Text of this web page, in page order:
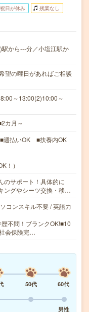
日が休み 残業なし
から---分／小塩江駅か
望の曜日があればご相談
～13:00(2)10:00～
カ月～
週払いOK ■扶養内OK
！）
のサポート！具体的に
ングやシーツ交換・移…
コンスキル不要 / 英語力
不問！ブランクOK!■10
会保険完…
50代
60代
男性